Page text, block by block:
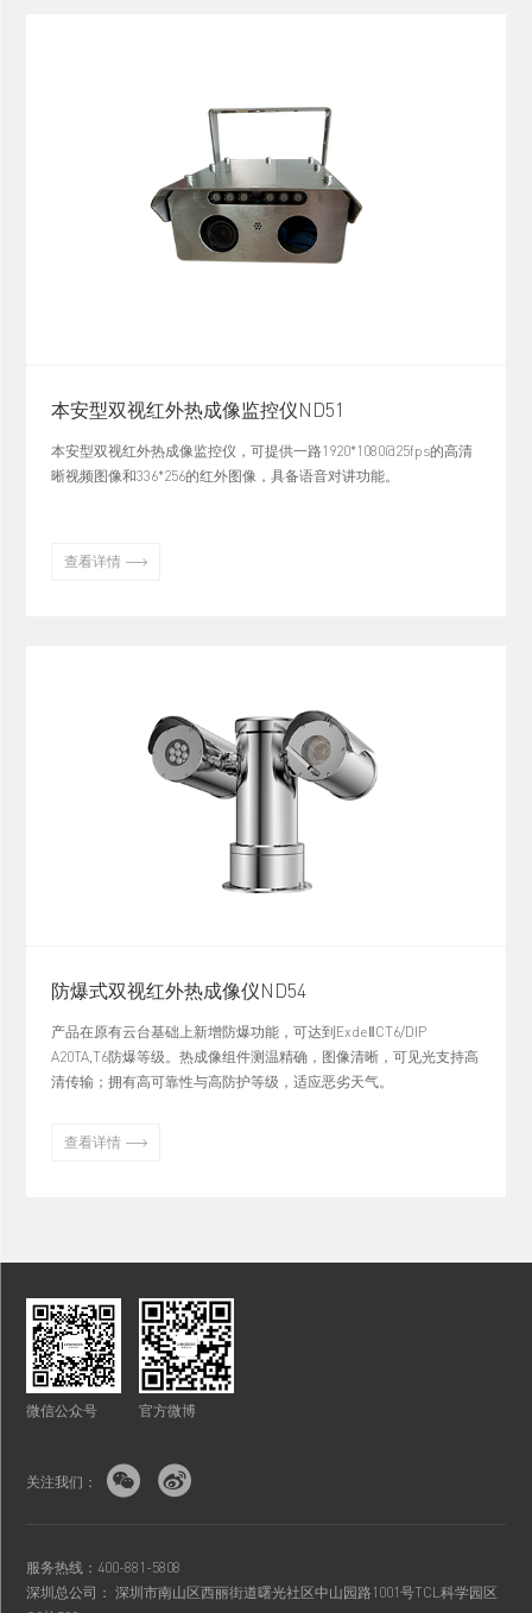
本安型双视红外热成像监控仪ND51
本安型双视红外热成像监控仪，可提供一路1920*1080@25fps的高清
晰视频图像和336*256的红外图像，具备语音对讲功能。
查看详情 
防爆式双视红外热成像仪ND54
产品在原有云台基础上新增防爆功能，可达到ExdeⅡCT6/DIP
A20TA,T6防爆等级。热成像组件测温精确，图像清晰，可见光支持高
清传输；拥有高可靠性与高防护等级，适应恶劣天气。
查看详情 
微信公众号 官方微博
关注我们：  
服务热线：400-881-5808
深圳总公司： 深圳市南山区西丽街道曙光社区中山园路1001号TCL科学园区